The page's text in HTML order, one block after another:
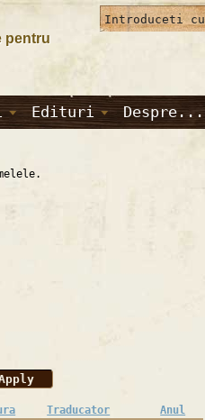
pentru
Edituri Despre...
Traducator
Anul